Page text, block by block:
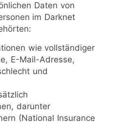
Daten von
im Darknet
wie vollständiger
E-Mail-Adresse,
und
darunter
(National Insurance